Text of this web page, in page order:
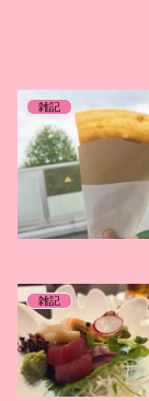
雑記
雑記